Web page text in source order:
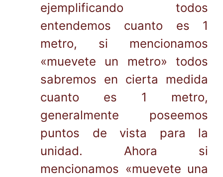
ejemplificando todos
entendemos cuanto es 1
metro, si mencionamos
«muevete un metro» todos
sabremos en cierta medida
cuanto es 1 metro,
generalmente poseemos
puntos de vista para la
unidad. Ahora si
mencionamos «muevete una